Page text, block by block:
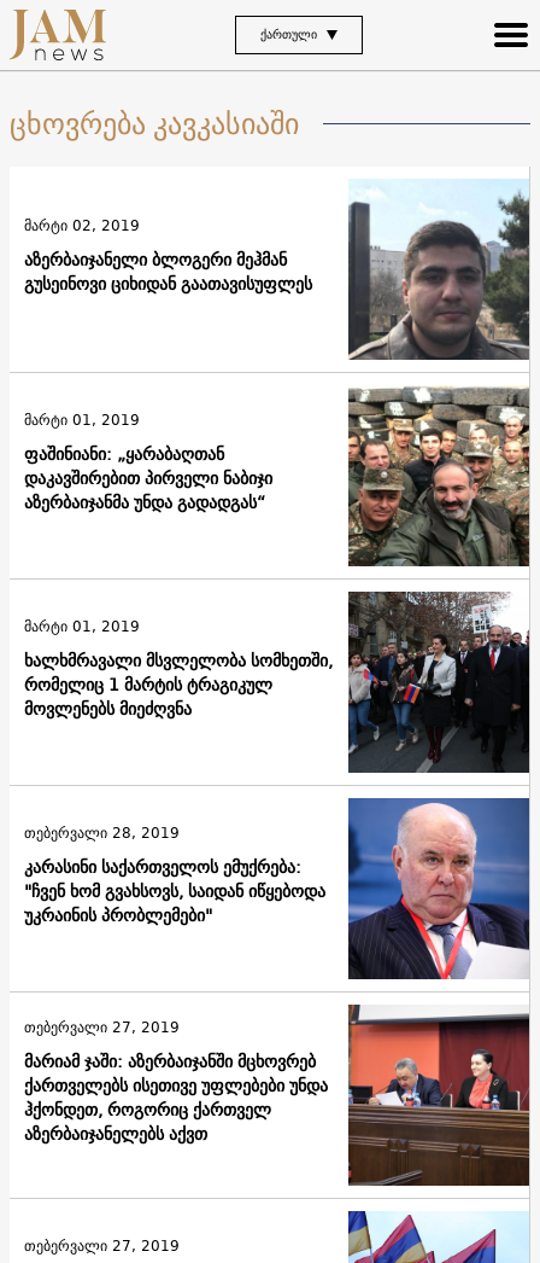
ᲥᲐᲠᲗᲣᲚᲘ
ცხოვრება კავკასიაში
აზერბაიჯანელი ბლოგერი მეჰმან
გუსეინოვი ციხიდან გაათავისუფლეს
მარტი 02, 2019
ფაშინიანი: „ყარაბაღთან
დაკავშირებით პირველი ნაბიჯი
აზერბაიჯანმა უნდა გადადგას“
მარტი 01, 2019
ხალხმრავალი მსვლელობა სომხეთში,
რომელიც 1 მარტის ტრაგიკულ
მოვლენებს მიეძღვნა
მარტი 01, 2019
კარასინი საქართველოს ემუქრება:
"ჩვენ ხომ გვახსოვს, საიდან იწყებოდა
უკრაინის პრობლემები"
თებერვალი 28, 2019
მარიამ ჯაში: აზერბაიჯანში მცხოვრებ
ქართველებს ისეთივე უფლებები უნდა
ჰქონდეთ, როგორიც ქართველ
აზერბაიჯანელებს აქვთ
თებერვალი 27, 2019
თებერვალი 27, 2019